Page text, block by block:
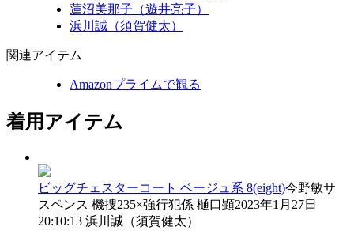
蓮沼美那子（遊井亮子）
浜川誠（須賀健太）
関連アイテム
Amazonプライムで観る
着用アイテム
ビッグチェスターコート ベージュ系 8(eight)今野敏サ
スペンス 機捜235×強行犯係 樋口顕2023年1月27日
20:10:13 浜川誠（須賀健太）